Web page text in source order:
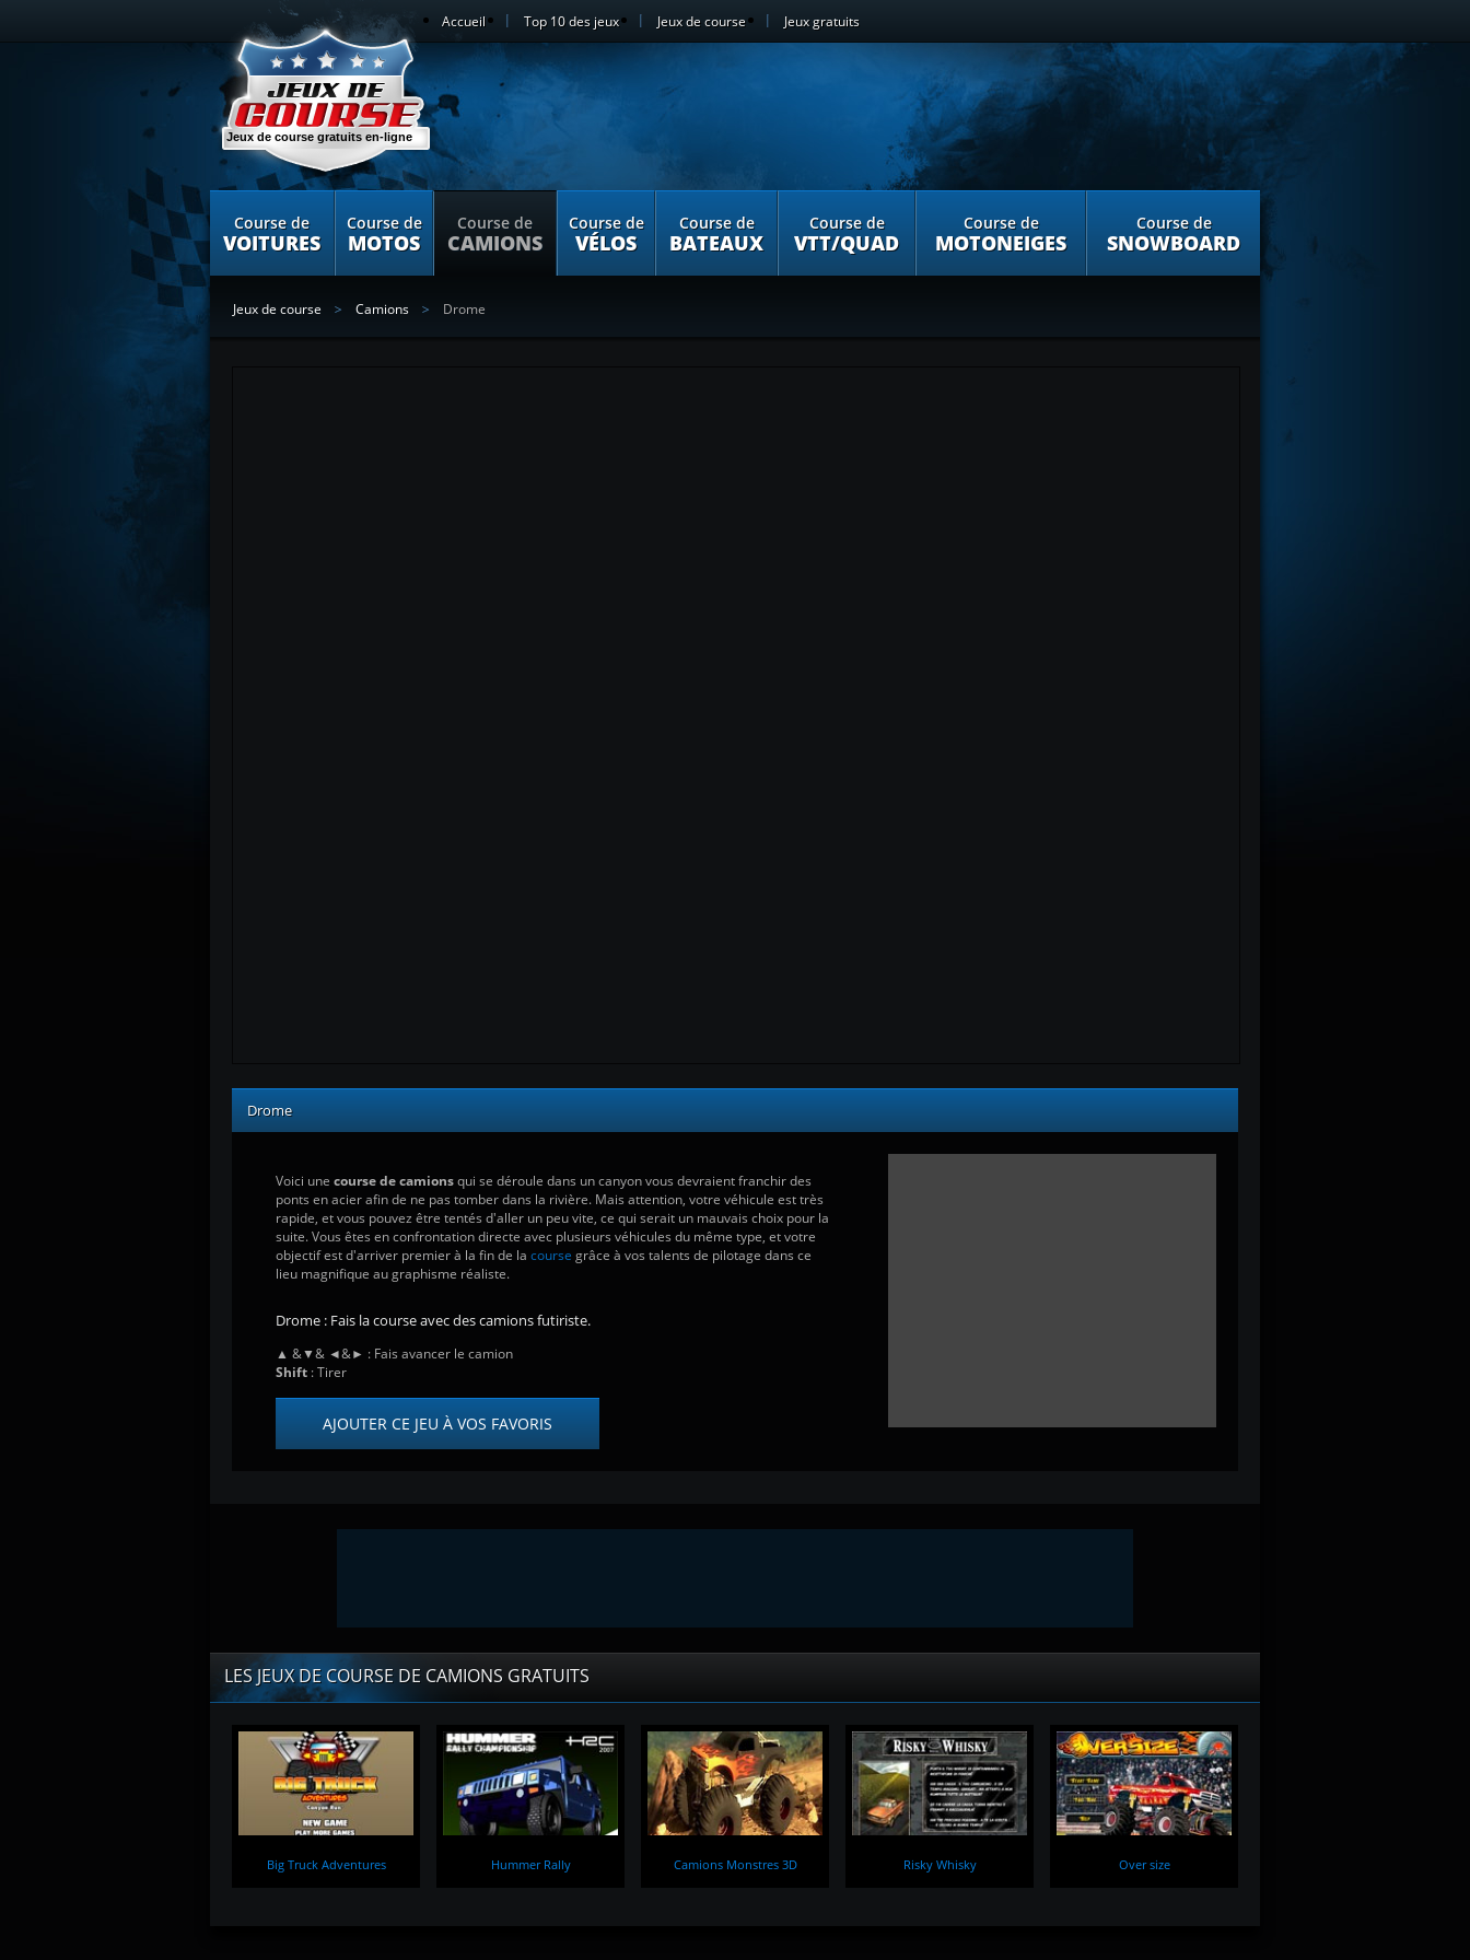
Accueil Top 10 des jeux Jeux de course Jeux gratuits
Jeux de course gratuits en-ligne
Course de
VOITURES
Course de
MOTOS
Course de
CAMIONS
Course de
VÉLOS
Course de
BATEAUX
Course de
VTT/QUAD
Course de
MOTONEIGES
Course de
SNOWBOARD
Jeux de course Camions Drome
Drome
Voici une course de camionsqui se déroule dans un canyon vous devraient franchir des
ponts en acier afin de ne pas tomber dans la rivière. Mais attention, votre véhicule est très
rapide, et vous pouvez être tentés d'aller un peu vite, ce qui serait un mauvais choix pour la
suite. Vous êtes en confrontation directe avec plusieurs véhicules du même type, et votre
objectif est d'arriver premier à la fin de la course grâce à vos talents de pilotage dans ce
lieu magnifique au graphisme réaliste.
Drome : Fais la course avec des camions futiriste.
▲ &▼& ◄&► : Fais avancer le camion
Shift : Tirer
AJOUTER CE JEU À VOS FAVORIS
LES JEUX DE COURSE DE CAMIONS GRATUITS
Big Truck Adventures Hummer Rally Camions Monstres 3D Risky Whisky Over size